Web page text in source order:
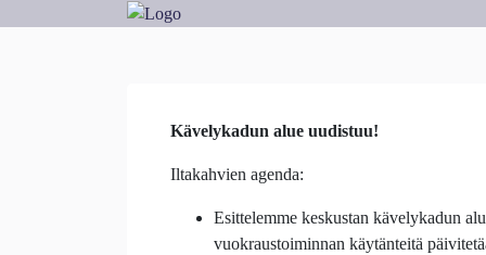
Kävelykadun alue uudistuu!
Iltakahvien agenda:
Esittelemme keskustan kävelykadun
vuokraustoiminnan käytänteitä